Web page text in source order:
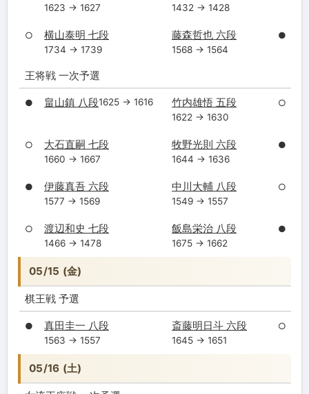
1623 → 1627 1432 → 1428
○ 横山泰明 七段
1734 → 1739
藤森哲也 六段
1568 → 1564
●
王将戦 一次予選
● 畠山鎮 八段1625 → 1616 竹内雄悟 五段
1622 → 1630
○
○ 大石直嗣 七段
1660 → 1667
牧野光則 六段
1644 → 1636
●
● 伊藤真吾 六段
1577 → 1569
中川大輔 八段
1549 → 1557
○
○ 渡辺和史 七段
1466 → 1478
飯島栄治 八段
1675 → 1662
●
05/15 (金)
棋王戦 予選
● 真田圭一 八段
1563 → 1557
斎藤明日斗 六段
1645 → 1651
○
05/16 (土)